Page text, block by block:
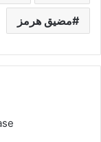
مضيق هرمز